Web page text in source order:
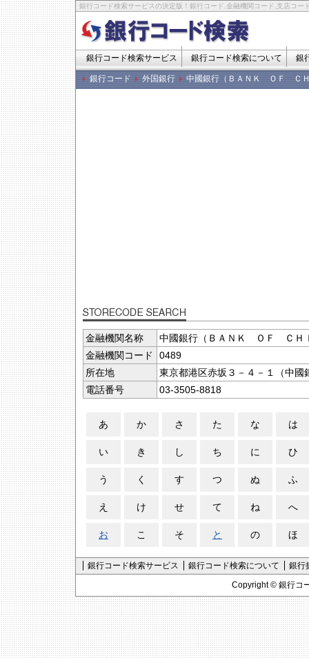
銀行コード検索サービスの決定版！銀行コード,金融機関コード,支店コー
銀行コード検索サービス 銀行コード検索について 銀
銀行コード 外国銀行 中國銀行（ＢＡＮＫ ＯＦ Ｃ
金融機関名称
中國銀行（ＢＡＮＫ ＯＦ ＣＨ
金融機関コード
0489
所在地
東京都港区赤坂３－４－１（中國
電話番号
03-3505-8818
あ か さ た な は
い き し ち に ひ
う く す つ ぬ ふ
え け せ て ね へ
お こ そ と の ほ
銀行コード検索サービス 銀行コード検索について
銀行
Copyright © 銀行コ